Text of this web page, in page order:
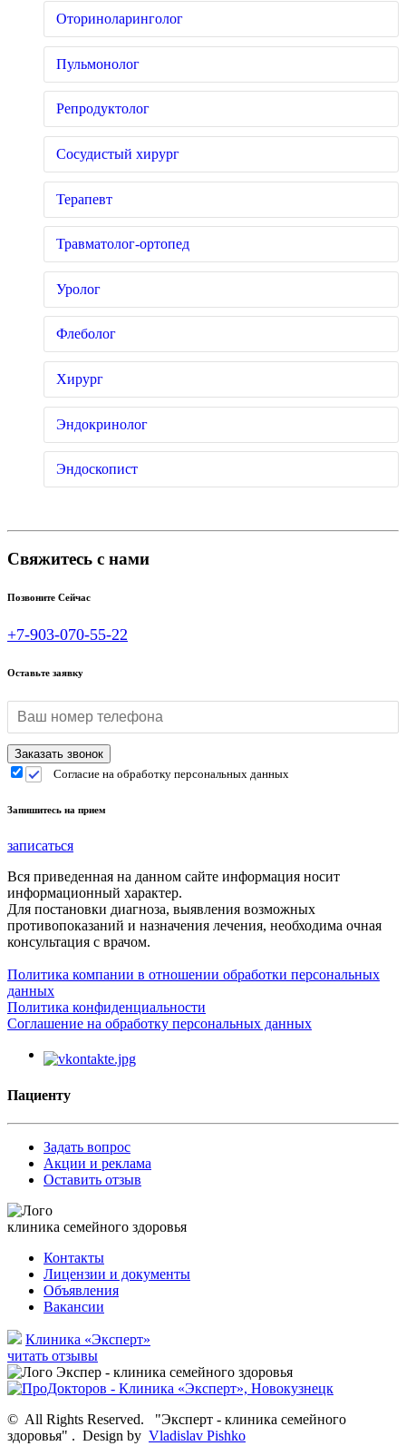
Оториноларинголог
Пульмонолог
Репродуктолог
Сосудистый хирург
Терапевт
Травматолог-ортопед
Уролог
Флеболог
Хирург
Эндокринолог
Эндоскопист
Свяжитесь с нами
Позвоните Сейчас
+7-903-070-55-22
Оставьте заявку
Согласие на обработку персональных данных
Запишитесь на прием
записаться
Вся приведенная на данном сайте информация носит
информационный характер.
Для постановки диагноза, выявления возможных
противопоказаний и назначения лечения, необходима очная
консультация с врачом.
Политика компании в отношении обработки персональных
данных
Политика конфиденциальности
Соглашение на обработку персональных данных
Пациенту
Задать вопрос
Акции и реклама
Оставить отзыв
клиника семейного здоровья
Контакты
Лицензии и документы
Объявления
Вакансии
Клиника «Эксперт»
читать отзывы
© All Rights Reserved.
"Эксперт - клиника семейного
здоровья" . Design by Vladislav Pishko